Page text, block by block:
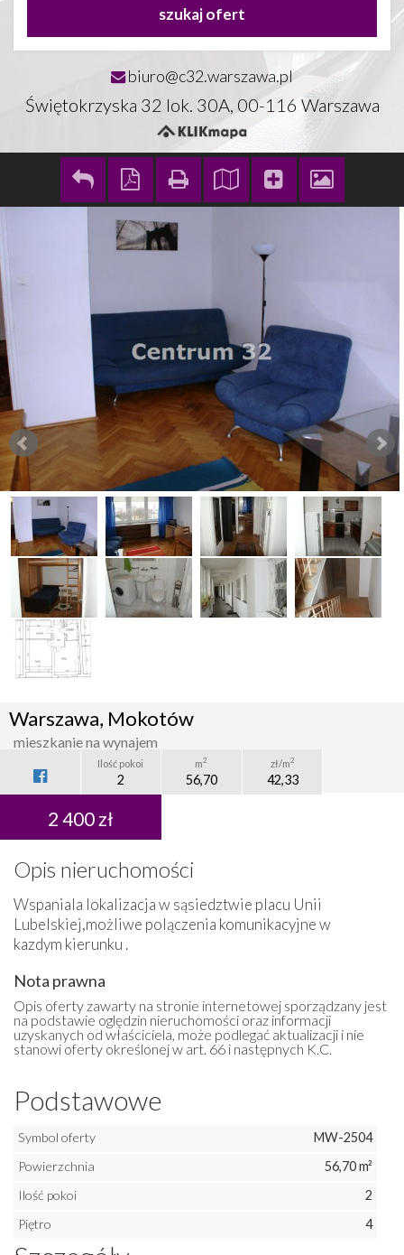
szukaj ofert
biuro@c32.warszawa.pl
Świętokrzyska 32 lok. 30A, 00-116 Warszawa
Warszawa, Mokotów
mieszkanie na wynajem
Ilość pokoi
2
m2
56,70
zł/m2
42,33
2 400 zł
Opis nieruchomości
Wspaniala lokalizacja w sąsiedztwie placu Unii
Lubelskiej,możliwe polączenia komunikacyjne w
kazdym kierunku .
Nota prawna
Opis oferty zawarty na stronie internetowej sporządzany jest
na podstawie oględzin nieruchomości oraz informacji
uzyskanych od właściciela, może podlegać aktualizacji i nie
stanowi oferty określonej w art. 66 i następnych K.C.
Podstawowe
Symbol oferty
MW-2504
Powierzchnia
56,70 m²
Ilość pokoi
2
Piętro
4